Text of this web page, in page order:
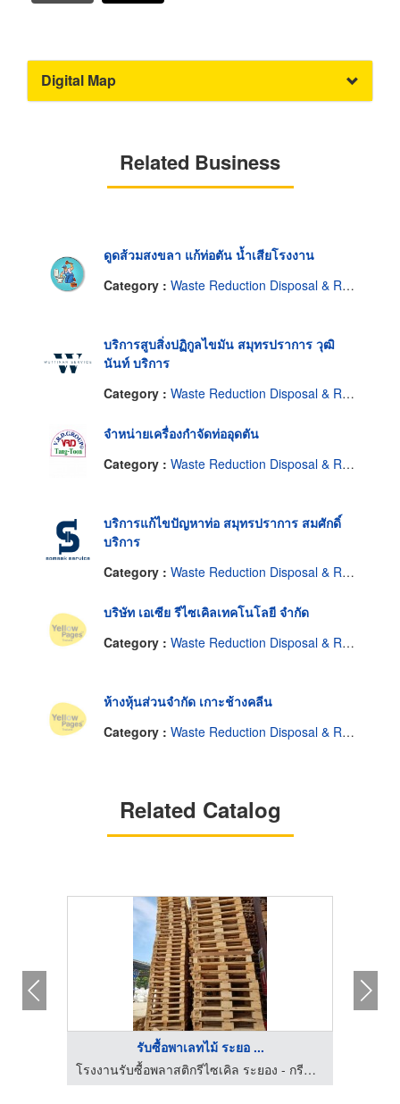
Digital Map
Related Business
ดูดส้วมสงขลา แก้ท่อตัน น้ำเสียโรงงาน
Category : Waste Reduction Disposal & Recycling Service Industrial
บริการสูบสิ่งปฏิกูลไขมัน สมุทรปราการ วุฒิ
นันท์ บริการ
Category : Waste Reduction Disposal & Recycling Service Industrial
จำหน่ายเครื่องกำจัดท่ออุดตัน
Category : Waste Reduction Disposal & Recycling Service Industrial
บริการแก้ไขปัญหาท่อ สมุทรปราการ สมศักดิ์
บริการ
Category : Waste Reduction Disposal & Recycling Service Industrial
บริษัท เอเซีย รีไซเคิลเทคโนโลยี จำกัด
Category : Waste Reduction Disposal & Recycling Service Industrial
ห้างหุ้นส่วนจำกัด เกาะช้างคลีน
Category : Waste Reduction Disposal & Recycling Service Industrial
Related Catalog
รับซื้อพาเลทไม้ ระยอ ...
โรงงานรับซื้อพลาสติกรีไซเคิล ระยอง - กรีนเวสท์